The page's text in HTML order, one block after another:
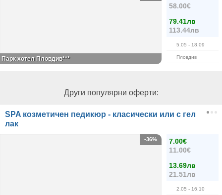
58.00€
79.41лв
113.44лв
5.05 - 18.09
Пловдив
Парк хотел Пловдив***
Други популярни оферти:
SPA козметичен педикюр - класически или с гел
лак
7.00€
11.00€
13.69лв
21.51лв
2.05 - 16.10
-36%